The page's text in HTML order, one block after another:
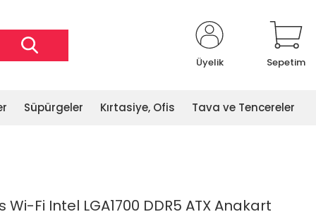
Üyelik Sepetim
Süpürgeler Kırtasiye, Ofis Tava ve Tencereler
Wi-Fi Intel LGA1700 DDR5 ATX Anakart